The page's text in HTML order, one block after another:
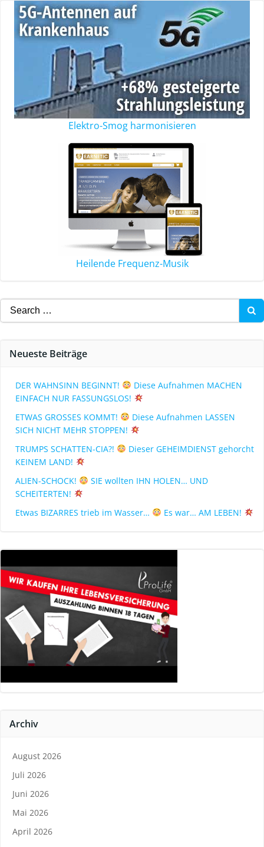
Elektro-Smog harmonisieren
Heilende Frequenz-Musik
Neueste Beiträge
DER WAHNSINN BEGINNT!
Diese Aufnahmen MACHEN
EINFACH NUR FASSUNGSLOS!
ETWAS GROSSES KOMMT!
Diese Aufnahmen LASSEN
SICH NICHT MEHR STOPPEN!
TRUMPS SCHATTEN-CIA?!
Dieser GEHEIMDIENST gehorcht
KEINEM LAND!
ALIEN-SCHOCK!
SIE wollten IHN HOLEN… UND
SCHEITERTEN!
Etwas BIZARRES trieb im Wasser…
Es war… AM LEBEN!
Archiv
August 2026
Juli 2026
Juni 2026
Mai 2026
April 2026